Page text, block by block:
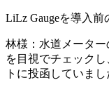
LiLz Gaugeを導入
林様：水道メータ
を目視でチェック
トに投函していまし